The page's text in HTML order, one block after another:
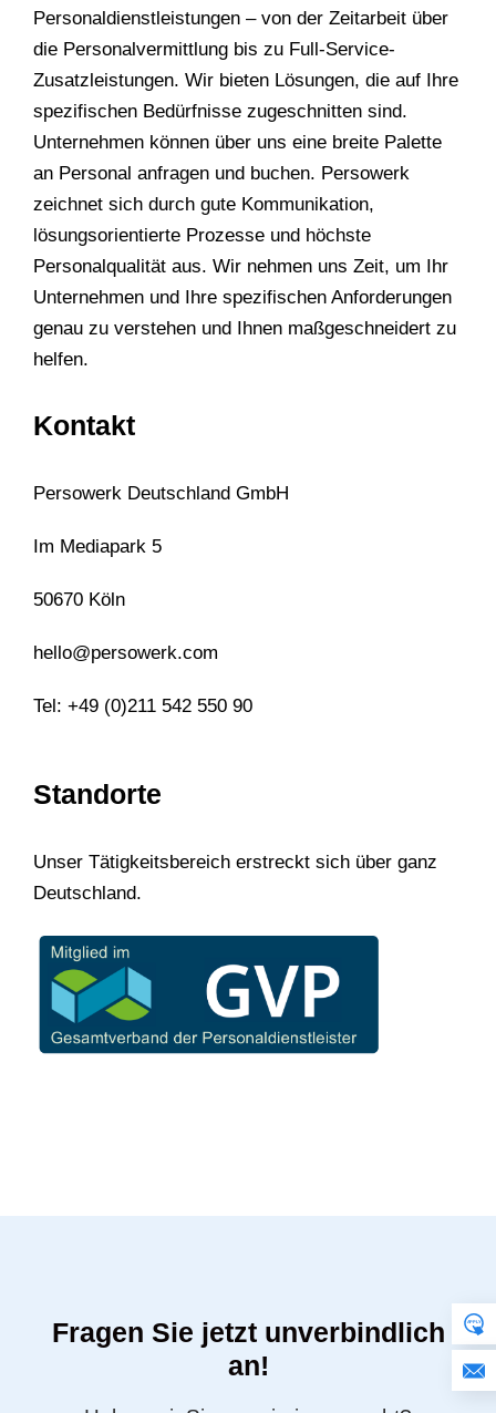
Personaldienstleistungen – von der Zeitarbeit über
die Personalvermittlung bis zu Full-Service-
Zusatzleistungen. Wir bieten Lösungen, die auf Ihre
spezifischen Bedürfnisse zugeschnitten sind.
Unternehmen können über uns eine breite Palette
an Personal anfragen und buchen. Persowerk
zeichnet sich durch gute Kommunikation,
lösungsorientierte Prozesse und höchste
Personalqualität aus. Wir nehmen uns Zeit, um Ihr
Unternehmen und Ihre spezifischen Anforderungen
genau zu verstehen und Ihnen maßgeschneidert zu
helfen.
Kontakt
Persowerk Deutschland GmbH
Im Mediapark 5
50670 Köln
hello@persowerk.com
Tel: +49 (0)211 542 550 90
Standorte
Unser Tätigkeitsbereich erstreckt sich über ganz
Deutschland.
Fragen Sie jetzt unverbindlich
an!